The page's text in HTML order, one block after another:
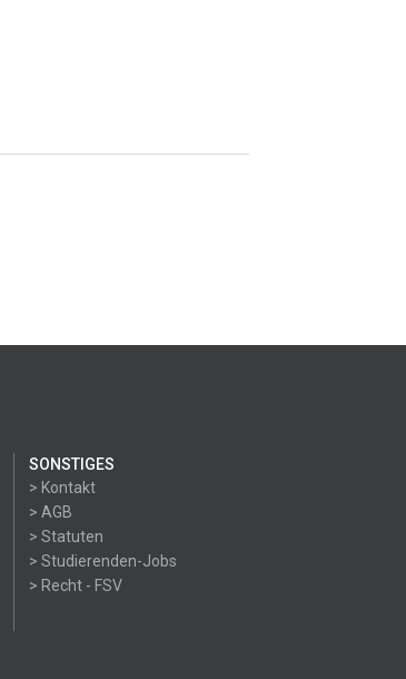
SONSTIGES
> Kontakt
> AGB
> Statuten
> Studierenden-Jobs
> Recht - FSV